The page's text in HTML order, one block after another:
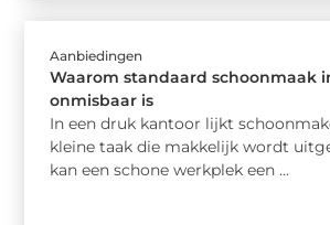
Aanbiedingen
Waarom standaard schoonmaak
onmisbaar is
In een druk kantoor lijkt
kleine taak die makkelijk wordt
kan een schone werkplek een ...